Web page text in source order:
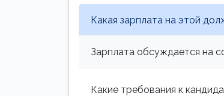
Какая зарплата на этой
Зарплата обсуждается на
Какие требования к